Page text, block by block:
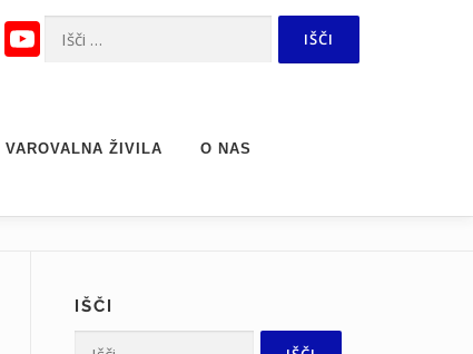
YouTube
Išči:
VAROVALNA ŽIVILA O NAS
IŠČI
Išči: